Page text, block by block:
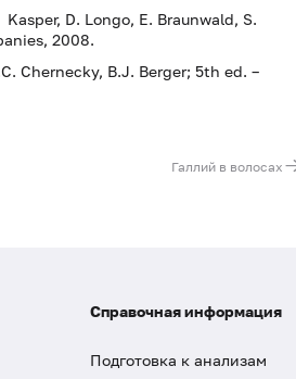
D. Longo, E. Braunwald, S.
2008.
Chernecky, В.J. Berger; 5th ed. –
Галлий в волосах
Справочная информация
Подготовка к анализам